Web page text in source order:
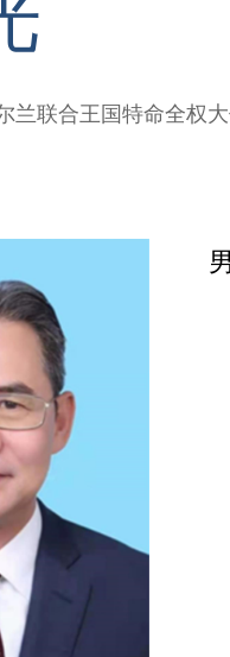
兰联合王国特命全权